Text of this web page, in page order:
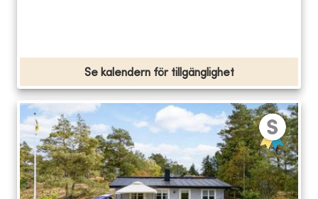
Se kalendern för tillgänglighet